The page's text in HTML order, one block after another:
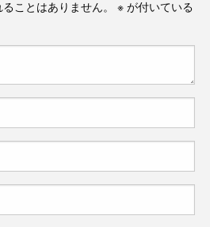
ことはありません。 ※ が付いている